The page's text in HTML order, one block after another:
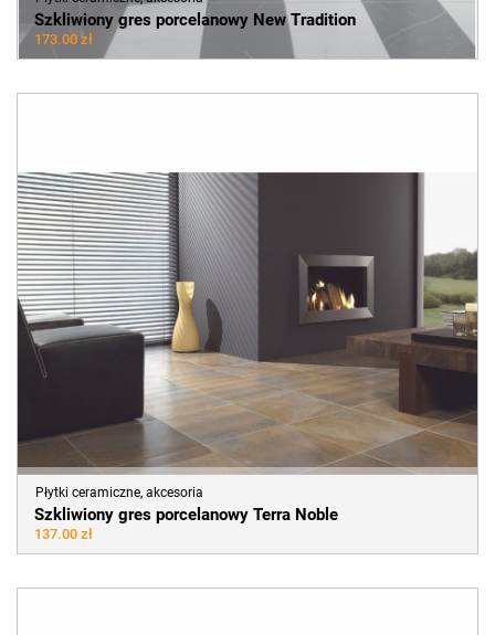
Szkliwiony gres porcelanowy New Tradition
173.00 zł
Płytki ceramiczne, akcesoria
Szkliwiony gres porcelanowy Terra Noble
137.00 zł